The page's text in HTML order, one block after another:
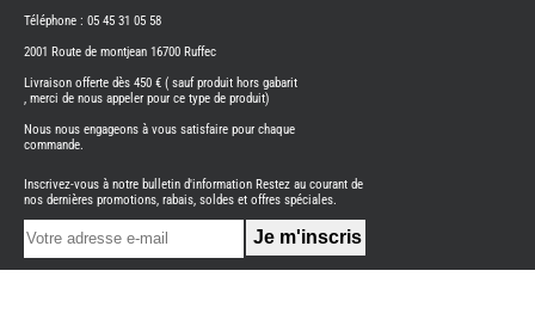
ITINEO
CAMPING-
OCCASION
CARADO
NEUFS
FOURGON
BENIMAR
FOURGON
Téléphone : 05 45 31 05 58
2001 Route de montjean 16700 Ruffec
Livraison offerte dès 450 € ( sauf produit hors gabarit
, merci de nous appeler pour ce type de produit)
Nous nous engageons à vous satisfaire pour chaque
commande.
Inscrivez-vous à notre bulletin d'information Restez au courant de
nos dernières promotions, rabais, soldes et offres spéciales.